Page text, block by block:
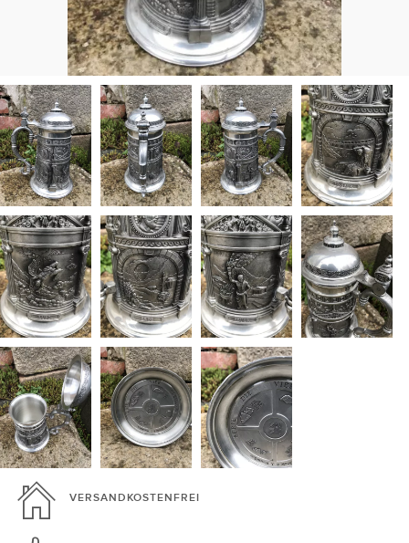
VERSANDKOSTENFREI